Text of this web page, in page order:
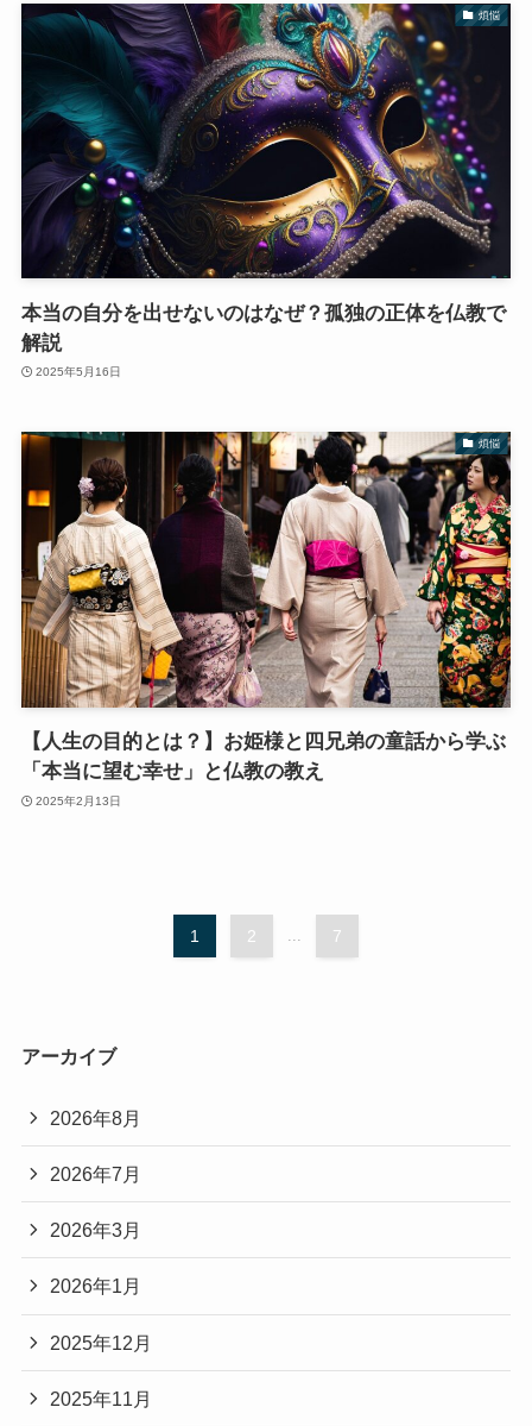
煩悩
本当の自分を出せないのはなぜ？孤独の正体を仏教で
解説
2025年5月16日
煩悩
【人生の目的とは？】お姫様と四兄弟の童話から学ぶ
「本当に望む幸せ」と仏教の教え
2025年2月13日
1 2 ... 7
アーカイブ
2026年8月
2026年7月
2026年3月
2026年1月
2025年12月
2025年11月